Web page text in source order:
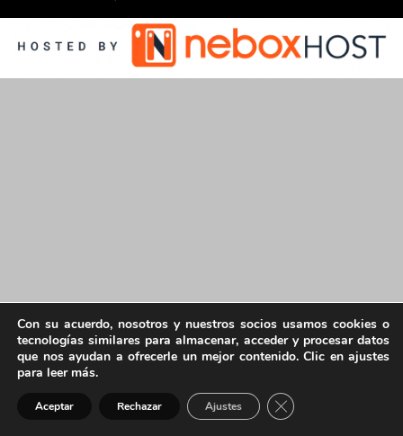
Con su acuerdo, nosotros y nuestros socios usamos cookies o
tecnologías similares para almacenar, acceder y procesar datos
que nos ayudan a ofrecerle un mejor contenido. Clic en ajustes
para leer más.
Aceptar Rechazar Ajustes Cerrar el banner de